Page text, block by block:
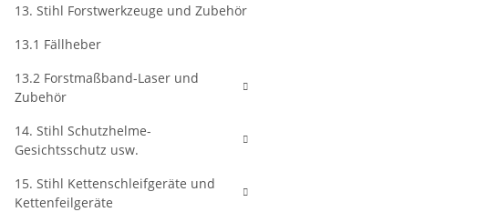
13. Stihl Forstwerkzeuge und Zubehör
13.1 Fällheber
13.2 Forstmaßband-Laser und
Zubehör
14. Stihl Schutzhelme-
Gesichtsschutz usw.
15. Stihl Kettenschleifgeräte und
Kettenfeilgeräte